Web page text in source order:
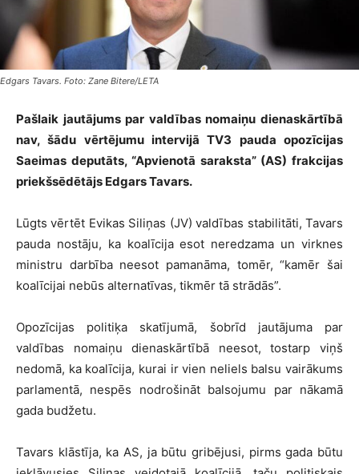
Edgars Tavars. Foto: Zane Bitere/LETA
Pašlaik jautājums par valdības nomaiņu dienaskārtībā
nav, šādu vērtējumu intervijā TV3 pauda opozīcijas
Saeimas deputāts, “Apvienotā saraksta” (AS) frakcijas
priekšsēdētājs Edgars Tavars.
Lūgts vērtēt Evikas Siliņas (JV) valdības stabilitāti, Tavars
pauda nostāju, ka koalīcija esot neredzama un virknes
ministru darbība neesot pamanāma, tomēr, “kamēr šai
koalīcijai nebūs alternatīvas, tikmēr tā strādās”.
Opozīcijas politiķa skatījumā, šobrīd jautājuma par
valdības nomaiņu dienaskārtībā neesot, tostarp viņš
nedomā, ka koalīcija, kurai ir vien neliels balsu vairākums
parlamentā, nespēs nodrošināt balsojumu par nākamā
gada budžetu.
Tavars klāstīja, ka AS, ja būtu gribējusi, pirms gada būtu